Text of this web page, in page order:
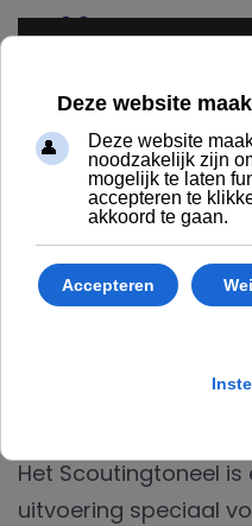
HOME REGIO FRYSLÂN
Het Scoutingtoneel
uitvoering speciaal